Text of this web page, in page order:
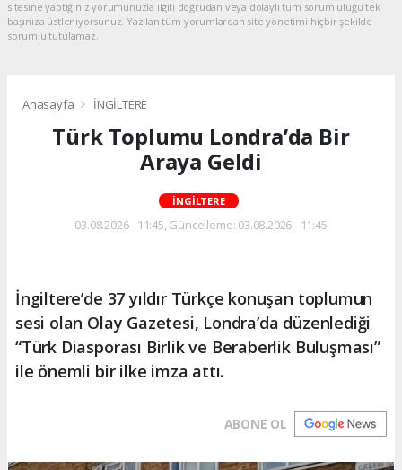
sitesine yaptığınız yorumunuzla ilgili doğrudan veya dolaylı tüm sorumluluğu tek
başınıza üstleniyorsunuz. Yazılan tüm yorumlardan site yönetimi hiçbir şekilde
sorumlu tutulamaz.
Anasayfa İNGİLTERE
Türk Toplumu Londra’da Bir
Araya Geldi
İNGİLTERE
03.08.2026 - 11:45, Güncelleme: 03.08.2026 - 11:45
İngiltere’de 37 yıldır Türkçe konuşan toplumun
sesi olan Olay Gazetesi, Londra’da düzenlediği
“Türk Diasporası Birlik ve Beraberlik Buluşması”
ile önemli bir ilke imza attı.
ABONE OL